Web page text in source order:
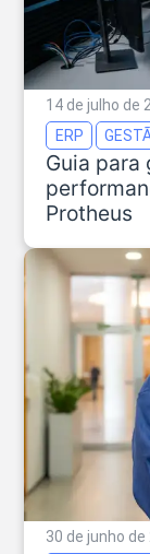
14 de julho de
ERP
Guia
Protheus
30 de junho de